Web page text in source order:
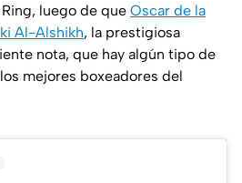
luego de que Oscar de la
Al-Alshikh, la prestigiosa
nota, que hay algún tipo de
mejores boxeadores del